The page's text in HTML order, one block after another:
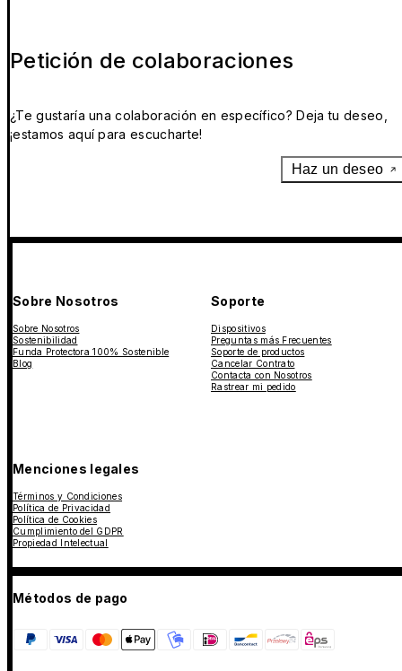
Petición de colaboraciones
¿Te gustaría una colaboración en específico? Deja tu deseo,
¡estamos aquí para escucharte!
Haz un deseo
Sobre Nosotros
Sobre Nosotros
Sostenibilidad
Funda Protectora 100% Sostenible
Blog
Soporte
Dispositivos
Preguntas más Frecuentes
Soporte de productos
Cancelar Contrato
Contacta con Nosotros
Rastrear mi pedido
Menciones legales
Términos y Condiciones
Política de Privacidad
Política de Cookies
Cumplimiento del GDPR
Propiedad Intelectual
Métodos de pago